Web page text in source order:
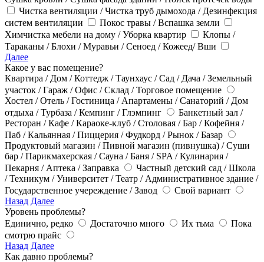
Чистка вентиляции / Чистка труб дымохода / Дезинфекция
систем вентиляции
Покос травы / Вспашка земли
Химчистка мебели на дому / Уборка квартир
Клопы /
Тараканы / Блохи / Муравьи / Сеноед / Кожеед/ Вши
Далее
Какое у вас помещение?
Квартира / Дом / Коттедж / Таунхаус / Сад / Дача / Земельный
участок / Гараж / Офис / Склад / Торговое помещение
Хостел / Отель / Гостиница / Апартамены / Санаторий / Дом
отдыха / Турбаза / Кемпинг / Глэмпинг
Банкетный зал /
Ресторан / Кафе / Караоке-клуб / Столовая / Бар / Кофейня /
Паб / Кальянная / Пиццерия / Фудкорд / Рынок / Базар
Продуктовый магазин / Пивной магазин (пивнушка) / Суши
бар / Парикмахерская / Сауна / Баня / SPA / Кулинария /
Пекарня / Аптека / Заправка
Частный детский сад / Школа
/ Техникум / Университет / Театр / Административное здание /
Государственное учереждение / Завод
Свой вариант
Назад Далее
Уровень проблемы?
Единично, редко
Достаточно много Их тьма
Пока
смотрю прайс
Назад Далее
Как давно проблемы?